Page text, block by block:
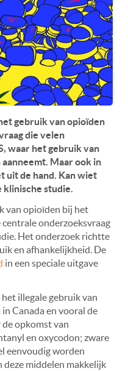
gebruik van opioïden
die velen
waar het gebruik van
Maar ook in
uit de hand. Kan wiet
klinische studie.
van opioïden bij het
centrale onderzoeksvraag
Het onderzoek richtte
en afhankelijkheid. De
in een speciale uitgave
illegale gebruik van
Canada en vooral de
opkomst van
en oxycodon; zware
eenvoudig worden
deze middelen makkelijk